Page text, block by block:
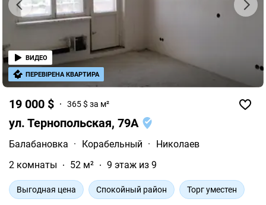
19 000 $ 365 $ за м²
ул. Тернопольская, 79А
Балабановка · Корабельный ·
Николаев
2 комнаты
52 м² 9 этаж из 9
Выгодная цена Спокойный район Торг уместен
ВИДЕО
ПЕРЕВІРЕНА КВАРТИРА